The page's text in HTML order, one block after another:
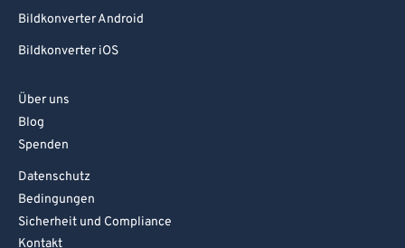
Bildkonverter Android
Bildkonverter iOS
Über uns
Blog
Spenden
Datenschutz
Bedingungen
Sicherheit und Compliance
Kontakt